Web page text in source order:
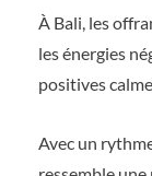
À Bali, les
les énergies
positives
Avec un